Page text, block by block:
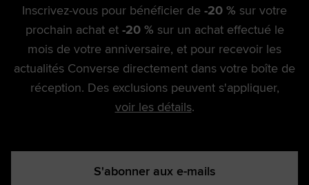
Inscrivez-vous pour bénéficier de -20 % sur votre
prochain achat et -20 % sur un achat effectué le
mois de votre anniversaire, et pour recevoir les
actualités Converse directement dans votre boîte de
réception. Des exclusions peuvent s'appliquer,
voir les détails.
S'abonner aux e-mails